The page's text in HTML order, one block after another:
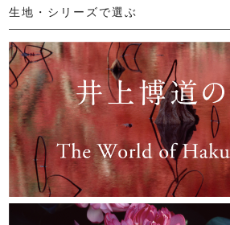
└ ゆったりデザイン
└ 小柄さんにおすすめデザイン
└ 袖付きデザイン
└ メンズ・ユニセックスデザイン
└ 暮らしの黒色特集
生地・シリーズで選ぶ
└ 手紬手織り麻
└ 先染め麻
└ からみ織
└ グレーズリネン
└ 綿麻帆布
└ リネンツイード
└ リネンハンプ
└ ざっくり麻
└ オーガニックの蚊帳
└ かやキノミシリーズ
└ ふちどりシリーズ
└ 花紋シリーズ
└ 小紋シリーズ
└ 華わびシリーズ
└ 波ステッチシリーズ
└ あゆみ鹿シリーズ
└ 森の鹿シリーズ
└ まほろばシリーズ
└ 刺し子渦シリーズ
└ 革の水玉シリーズ
└ 新ビオシリーズ